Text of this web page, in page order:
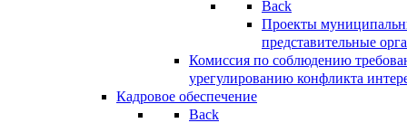
Back
Проекты
представительные
Комиссия по соблюдению
урегулированию конфликта
Кадровое обеспечение
Back